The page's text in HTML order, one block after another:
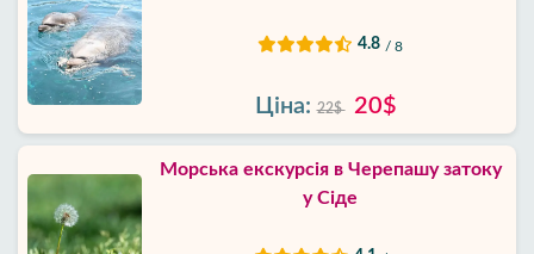
4.8 / 8
Ціна: 22$ 20$
Морська екскурсія в Черепашу затоку
у Сіде